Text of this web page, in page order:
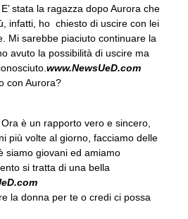
E’ stata la ragazza dopo Aurora che
infatti, ho chiesto di uscire con lei
Mi sarebbe piaciuto continuare la
avuto la possibilità di uscire ma
www.NewsUeD.com
con Aurora?
Ora è un rapporto vero e sincero,
più volte al giorno, facciamo delle
siamo giovani ed amiamo
si tratta di una bella
la donna per te o credi ci possa